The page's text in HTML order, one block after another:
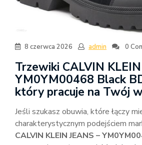
8 czerwca 2026 admin 0
Trzewiki CALVIN
YM0YM00468 Black
który pracuje na Twój
Jeśli szukasz obuwia, które łączy
charakterystycznym podejściem
CALVIN KLEIN JEANS –